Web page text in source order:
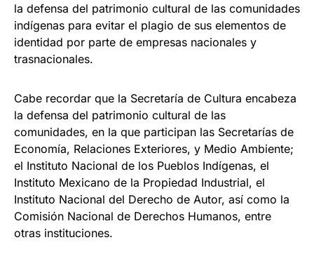
la defensa del patrimonio cultural de las comunidades
indígenas para evitar el plagio de sus elementos de
identidad por parte de empresas nacionales y
trasnacionales.
Cabe recordar que la Secretaría de Cultura encabeza
la defensa del patrimonio cultural de las
comunidades, en la que participan las Secretarías de
Economía, Relaciones Exteriores, y Medio Ambiente;
el Instituto Nacional de los Pueblos Indígenas, el
Instituto Mexicano de la Propiedad Industrial, el
Instituto Nacional del Derecho de Autor, así como la
Comisión Nacional de Derechos Humanos, entre
otras instituciones.